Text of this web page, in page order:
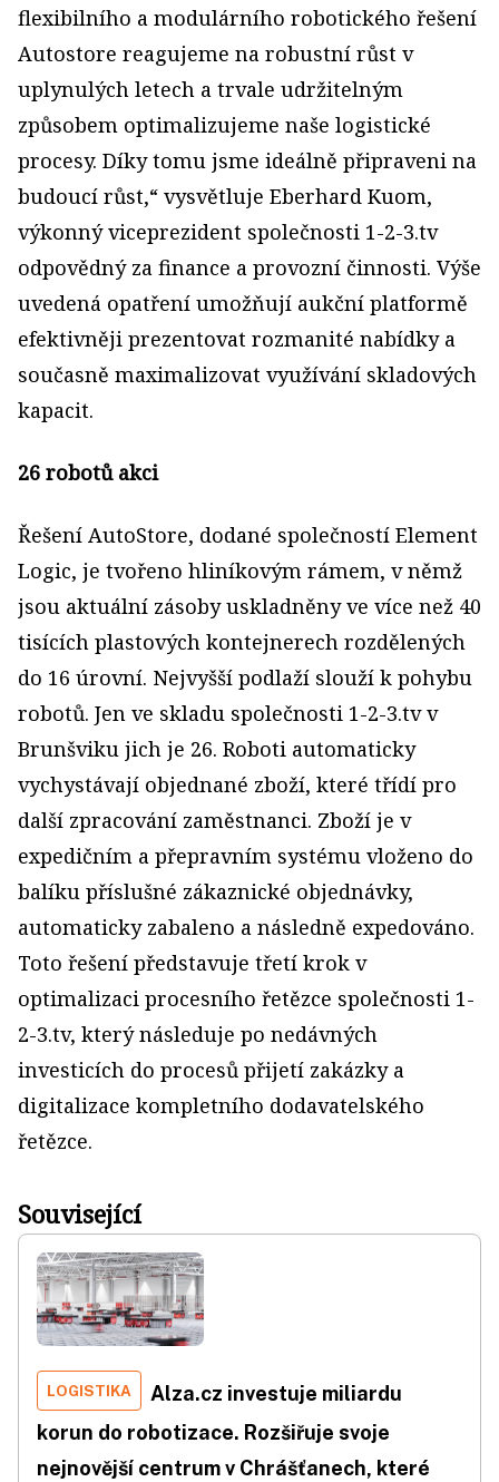
flexibilního a modulárního robotického řešení
Autostore reagujeme na robustní růst v
uplynulých letech a trvale udržitelným
způsobem optimalizujeme naše logistické
procesy. Díky tomu jsme ideálně připraveni na
budoucí růst,“ vysvětluje Eberhard Kuom,
výkonný viceprezident společnosti 1-2-3.tv
odpovědný za finance a provozní činnosti. Výše
uvedená opatření umožňují aukční platformě
efektivněji prezentovat rozmanité nabídky a
současně maximalizovat využívání skladových
kapacit.
26 robotů akci
Řešení AutoStore, dodané společností Element
Logic, je tvořeno hliníkovým rámem, v němž
jsou aktuální zásoby uskladněny ve více než 40
tisících plastových kontejnerech rozdělených
do 16 úrovní. Nejvyšší podlaží slouží k pohybu
robotů. Jen ve skladu společnosti 1-2-3.tv v
Brunšviku jich je 26. Roboti automaticky
vychystávají objednané zboží, které třídí pro
další zpracování zaměstnanci. Zboží je v
expedičním a přepravním systému vloženo do
balíku příslušné zákaznické objednávky,
automaticky zabaleno a následně expedováno.
Toto řešení představuje třetí krok v
optimalizaci procesního řetězce společnosti 1-
2-3.tv, který následuje po nedávných
investicích do procesů přijetí zakázky a
digitalizace kompletního dodavatelského
řetězce.
Související
LOGISTIKA
Alza.cz investuje miliardu
korun do robotizace. Rozšiřuje svoje
nejnovější centrum v Chrášťanech, které